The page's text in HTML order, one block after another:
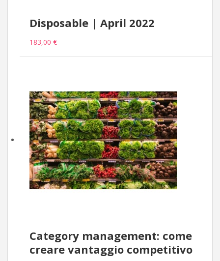
Disposable | April 2022
183,00 €
Category management: come
creare vantaggio competitivo